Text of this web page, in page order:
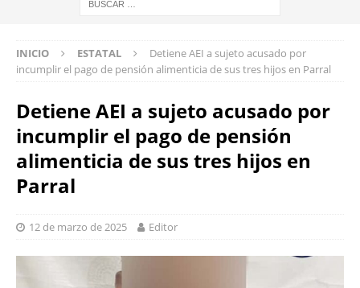
INICIO ESTATAL
Detiene AEI a sujeto acusado por
incumplir el pago de pensión alimenticia de sus tres hijos en Parral
Detiene AEI a sujeto acusado por
incumplir el pago de pensión
alimenticia de sus tres hijos en
Parral
12 de marzo de 2025 Editor